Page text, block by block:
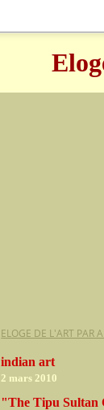
ELOGE DE L'ART PAR
indian art
2 mars 2010
"The Tipu Sultan